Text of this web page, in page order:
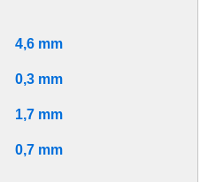
4,6 mm
0,3 mm
1,7 mm
0,7 mm